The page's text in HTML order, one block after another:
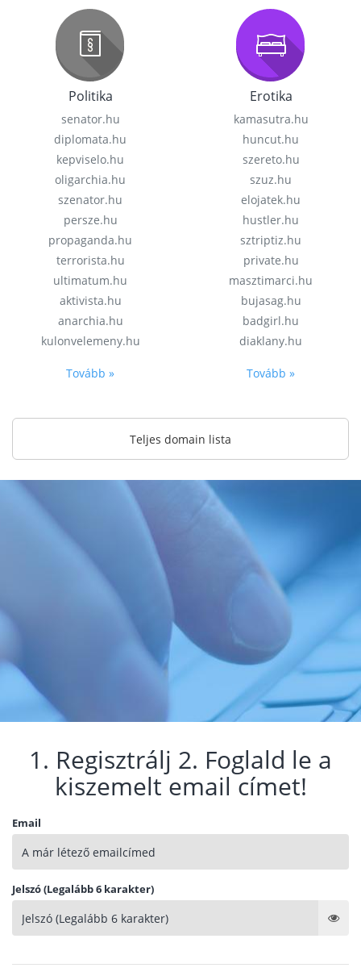
Politika
senator.hu
diplomata.hu
kepviselo.hu
oligarchia.hu
szenator.hu
persze.hu
propaganda.hu
terrorista.hu
ultimatum.hu
aktivista.hu
anarchia.hu
kulonvelemeny.hu
Tovább »
Erotika
kamasutra.hu
huncut.hu
szereto.hu
szuz.hu
elojatek.hu
hustler.hu
sztriptiz.hu
private.hu
masztimarci.hu
bujasag.hu
badgirl.hu
diaklany.hu
Tovább »
Teljes domain lista
1. Regisztrálj 2. Foglald le a
kiszemelt email címet!
Email
Jelszó (Legalább 6 karakter)